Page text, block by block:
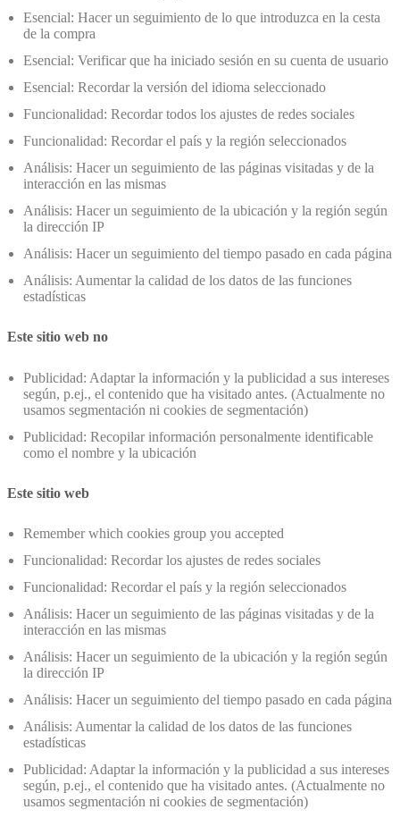
Esencial: Hacer un seguimiento de lo que introduzca en la cesta
de la compra
Esencial: Verificar que ha iniciado sesión en su cuenta de usuario
Esencial: Recordar la versión del idioma seleccionado
Funcionalidad: Recordar todos los ajustes de redes sociales
Funcionalidad: Recordar el país y la región seleccionados
Análisis: Hacer un seguimiento de las páginas visitadas y de la
interacción en las mismas
Análisis: Hacer un seguimiento de la ubicación y la región según
la dirección IP
Análisis: Hacer un seguimiento del tiempo pasado en cada página
Análisis: Aumentar la calidad de los datos de las funciones
estadísticas
Este sitio web no
Publicidad: Adaptar la información y la publicidad a sus intereses
según, p.ej., el contenido que ha visitado antes. (Actualmente no
usamos segmentación ni cookies de segmentación)
Publicidad: Recopilar información personalmente identificable
como el nombre y la ubicación
Este sitio web
Remember which cookies group you accepted
Funcionalidad: Recordar los ajustes de redes sociales
Funcionalidad: Recordar el país y la región seleccionados
Análisis: Hacer un seguimiento de las páginas visitadas y de la
interacción en las mismas
Análisis: Hacer un seguimiento de la ubicación y la región según
la dirección IP
Análisis: Hacer un seguimiento del tiempo pasado en cada página
Análisis: Aumentar la calidad de los datos de las funciones
estadísticas
Publicidad: Adaptar la información y la publicidad a sus intereses
según, p.ej., el contenido que ha visitado antes. (Actualmente no
usamos segmentación ni cookies de segmentación)